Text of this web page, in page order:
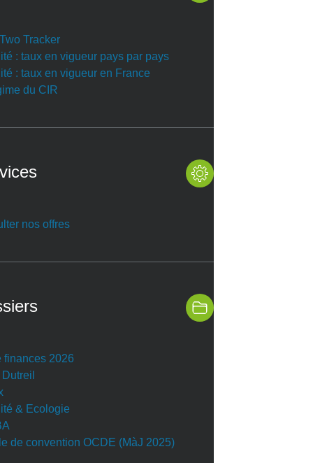
Tracker
: taux en vigueur pays par pays
: taux en vigueur en France
du CIR
nos offres
finances 2026
& Ecologie
de convention OCDE (MàJ 2025)